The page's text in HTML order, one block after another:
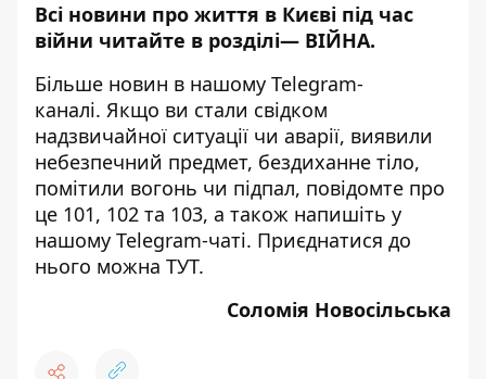
Всі новини про життя в Києві під час
війни читайте в розділі— ВІЙНА.
Більше новин в нашому Telegram-
каналі. Якщо ви стали свідком
надзвичайної ситуації чи аварії, виявили
небезпечний предмет, бездиханне тіло,
помітили вогонь чи підпал, повідомте про
це 101, 102 та 103, а також напишіть у
нашому Telegram-чаті. Приєднатися до
нього можна ТУТ.
Соломія Новосільська